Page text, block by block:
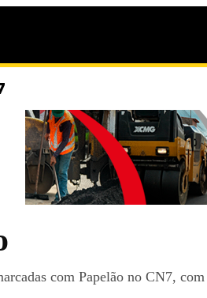
com Papelão no CN7,